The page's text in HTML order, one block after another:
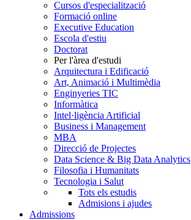
Cursos d'especialització
Formació online
Executive Education
Escola d'estiu
Doctorat
Per l'àrea d'estudi
Arquitectura i Edificació
Art, Animació i Multimèdia
Enginyeries TIC
Informàtica
Intel·ligència Artificial
Business i Management
MBA
Direcció de Projectes
Data Science & Big Data Analytics
Filosofia i Humanitats
Tecnologia i Salut
Tots els estudis
Admisions i ajudes
Admissions